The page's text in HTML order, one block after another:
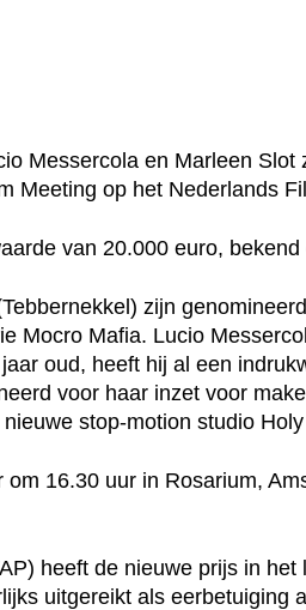
Messercola en Marleen
Meeting op het Nederlands
van 20.000 euro, bekend
zijn
Mocro Mafia. Lucio
oud, heeft hij al een
voor haar inzet voor
stop-motion studio
16.30 uur in Rosarium,
heeft de nieuwe prijs in
uitgereikt als eerbetuiging